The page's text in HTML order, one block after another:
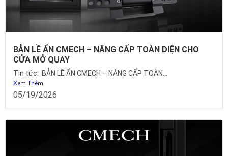
BẢN LỀ ẨN CMECH – NÂNG CẤP TOÀN DIỆN CHO
CỬA MỞ QUAY
Tin tức: BẢN LỀ ẨN CMECH – NÂNG CẤP TOÀN...
Xem Thêm
05/19/2026